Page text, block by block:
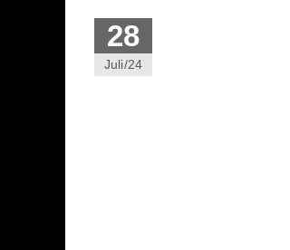
28
Juli/24